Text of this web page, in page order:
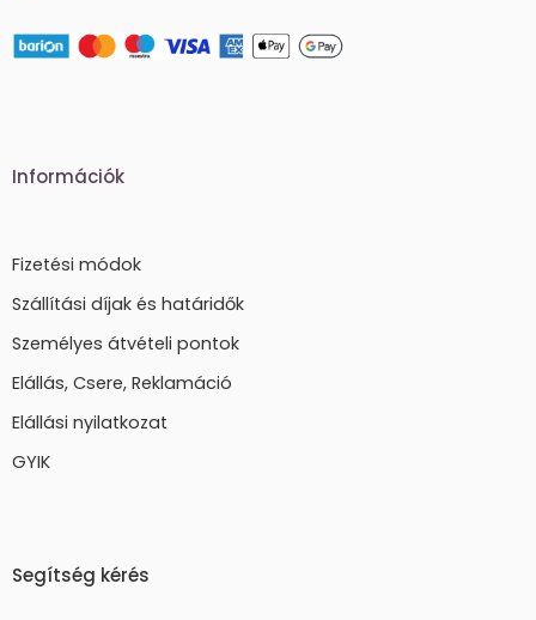
Információk
Fizetési módok
Szállítási díjak és határidők
Személyes átvételi pontok
Elállás, Csere, Reklamáció
Elállási nyilatkozat
GYIK
Segítség kérés